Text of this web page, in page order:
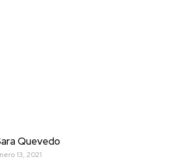
Quevedo
13, 2021